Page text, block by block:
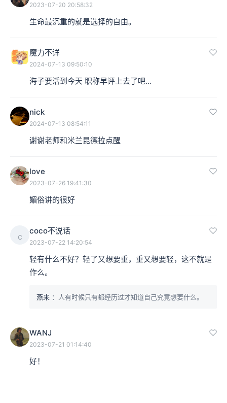
2023-07-20 20:58:32
生命最沉重的就是选择的自由。
魔力不详
2024-07-13 09:50:10
海子要活到今天 职称早评上去了吧…
nick
2024-07-13 08:54:11
谢谢老师和米兰昆德拉点醒
love
2023-07-26 19:41:30
媚俗讲的很好
c
coco不说话
2023-07-22 14:20:54
轻有什么不好？轻了又想要重，重又想要轻，这不就是
作么。
燕来 ：人有时候只有都经历过才知道自己究竟想要什么。
WANJ
2023-07-21 01:14:40
好！